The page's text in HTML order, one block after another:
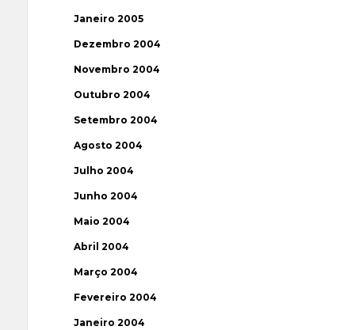
Janeiro 2005
Dezembro 2004
Novembro 2004
Outubro 2004
Setembro 2004
Agosto 2004
Julho 2004
Junho 2004
Maio 2004
Abril 2004
Março 2004
Fevereiro 2004
Janeiro 2004